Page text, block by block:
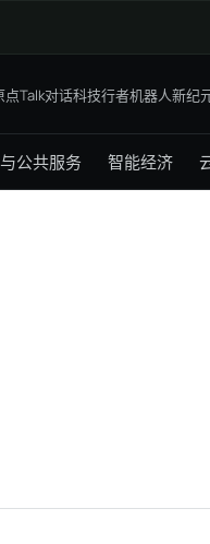
点Talk对话科技行者机器人新纪
公共服务 智能经济